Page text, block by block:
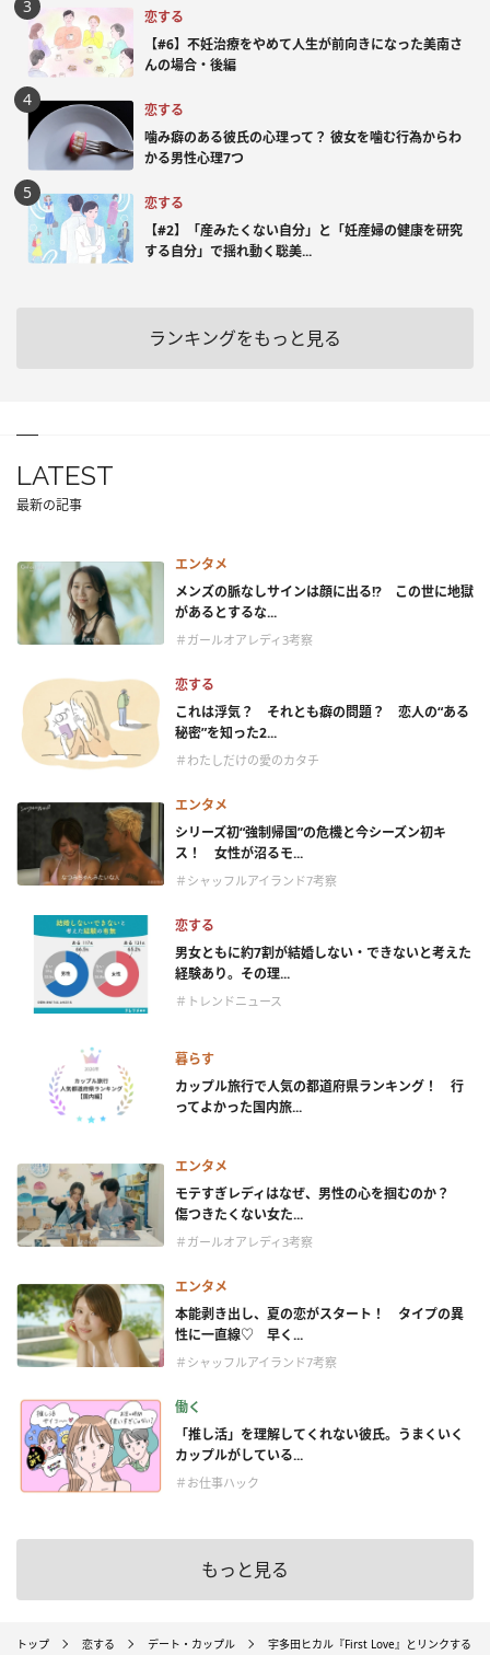
恋する
【#6】不妊治療をやめて人生が前向きになった美南さ
んの場合・後編
恋する
噛み癖のある彼氏の心理って？ 彼女を噛む行為からわ
かる男性心理7つ
恋する
【#2】「産みたくない自分」と「妊産婦の健康を研究
する自分」で揺れ動く聡美...
ランキングをもっと見る
LATEST
最新の記事
エンタメ
メンズの脈なしサインは顔に出る!? この世に地獄
があるとするな...
＃ガールオアレディ3考察
恋する
これは浮気？ それとも癖の問題？ 恋人の“ある
秘密”を知った2...
＃わたしだけの愛のカタチ
エンタメ
シリーズ初“強制帰国”の危機と今シーズン初キ
ス！ 女性が沼るモ...
＃シャッフルアイランド7考察
恋する
男女ともに約7割が結婚しない・できないと考えた
経験あり。その理...
＃トレンドニュース
暮らす
カップル旅行で人気の都道府県ランキング！ 行
ってよかった国内旅...
エンタメ
モテすぎレディはなぜ、男性の心を掴むのか？
傷つきたくない女た...
＃ガールオアレディ3考察
エンタメ
本能剥き出し、夏の恋がスタート！ タイプの異
性に一直線♡ 早く...
＃シャッフルアイランド7考察
働く
「推し活」を理解してくれない彼氏。うまくいく
カップルがしている...
＃お仕事ハック
もっと見る
トップ 恋する デート・カップル 宇多田ヒカル『First Love』とリンクする「